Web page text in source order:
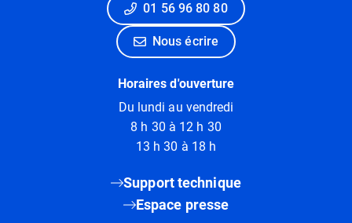
01 56 96 80 80
Nous écrire
Horaires d'ouverture
Du lundi au vendredi
8 h 30 à 12 h 30
13 h 30 à 18 h
Support technique
Espace presse